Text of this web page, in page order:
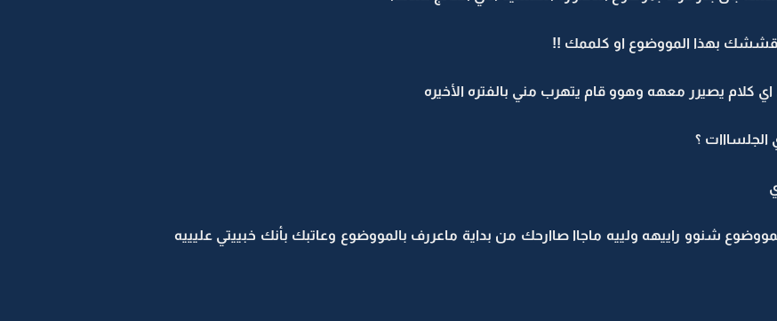
بهذا المووضوع او كلممك !!
كلام يصيرر معهه وهوو قام يتهرب مني بالفتره الأخيره
الجلسااات ؟
شنوو راييهه ولييه ماجاا صاارحك من بداية ماعررف بالمووضوع وعاتبك بأنك خبييتي عليييه